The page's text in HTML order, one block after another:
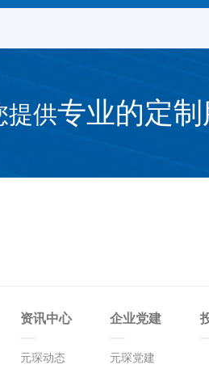
提供专业的定制
资讯中心
元琛动态
企业党建
元琛党建